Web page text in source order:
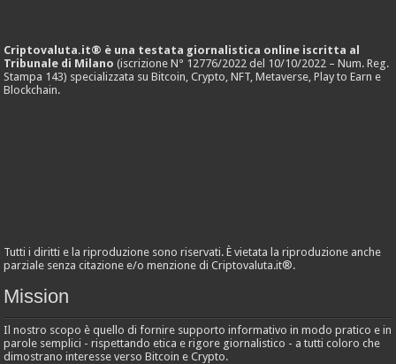
Criptovaluta.it® è una testata giornalistica online iscritta al
Tribunale di Milano (iscrizione N° 12776/2022 del 10/10/2022 – Num. Reg.
Stampa 143) specializzata su Bitcoin, Crypto, NFT, Metaverse, Play to Earn e
Blockchain.
Tutti i diritti e la riproduzione sono riservati. È vietata la riproduzione anche
parziale senza citazione e/o menzione di Criptovaluta.it®.
Mission
Il nostro scopo è quello di fornire supporto informativo in modo pratico e in
parole semplici - rispettando etica e rigore giornalistico - a tutti coloro che
dimostrano interesse verso Bitcoin e Crypto.